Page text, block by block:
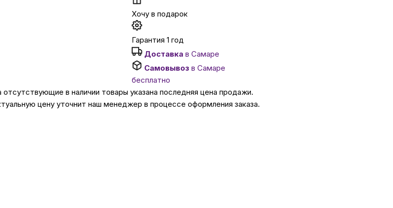
Автомобильные аксессуары
Сервисный центр Apple в Самаре
Подарочные сертификаты
Хочу в подарок
Гарантия 1 год
Доставка в Самаре
Самовывоз в Самаре
бесплатно
отсутствующие в наличии товары указана последняя цена продажи.
цену уточнит наш менеджер в процессе оформления заказа.